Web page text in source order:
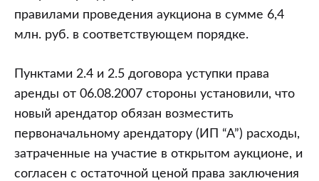
правилами проведения аукциона в сумме 6,4
млн. руб. в соответствующем порядке.
Пунктами 2.4 и 2.5 договора уступки права
аренды от 06.08.2007 стороны установили, что
новый арендатор обязан возместить
первоначальному арендатору (ИП “А”) расходы,
затраченные на участие в открытом аукционе, и
согласен с остаточной ценой права заключения